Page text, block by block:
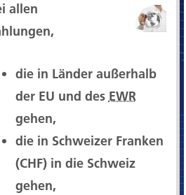
allen
die in Länder außerhalb
der EU und des EWR
gehen,
die in Schweizer Franken
(CHF) in die Schweiz
gehen,